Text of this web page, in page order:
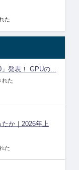
た
発表！ GPUの...
れた
か｜2026年上
た